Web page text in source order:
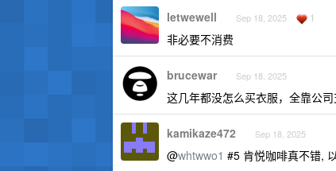
letwewell Sep 18, 2025 1
非必要不消费
brucewar Sep 18, 2025
这几年都没怎么买衣服，全靠公
kamikaze472 Sep 18, 2025
@whtwwo1 #5 肯悦咖啡真不错,